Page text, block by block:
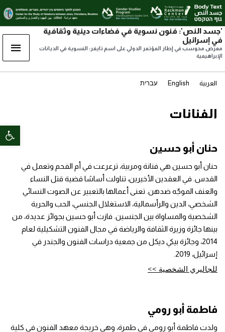
'جسد النص': فنون نسوية في فضاءات دينية وثقافية
في إسرائيل
معرض محوسب في إطار المؤتمر الدولي على اسم تايغر: النسوية في الديانات
الإبراهيمية
العربية English עברית
الفنانات
حنان أبو حسين
حنان أبو حسين هي فنانة ومربية، ترعرعت في أم الفحم وتعمل في
القدس. في العقدين الأخيرين، تناولت أساسًا قضية قتل النساء
والعنف الموجّه ضدهن. تعنى أعمالها بالتعبير عن الصوت النسائي
الشخصي، الدين والرأسمالية، الاستغلال الجنسي، الحب والحرية
الشخصية والمساواة بين الجنسين. فازت أبو حسين بجوائز عديدة، من
بينها جائزة وزيرة الثقافة والرياضة في مجال الفنون التشكيلية لعام
2014، وجائزة بيكي ديكل من جمعية دراسات الفنون والجندر في
إسرائيل، 2019.
للجاليري الشخصية >>
فاطمة أبو رومي
ولدت فاطمة أبو رومي في طمرة، وهي خريجة معهد الفنون في كلية